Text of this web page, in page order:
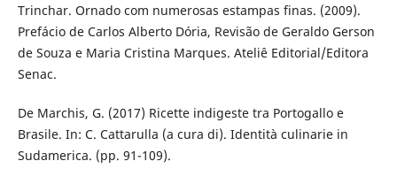
Trinchar. Ornado com numerosas estampas finas. (2009).
Prefácio de Carlos Alberto Dória, Revisão de Geraldo Gerson
de Souza e Maria Cristina Marques. Ateliê Editorial/Editora
Senac.
De Marchis, G. (2017) Ricette indigeste tra Portogallo e
Brasile. In: C. Cattarulla (a cura di). Identità culinarie in
Sudamerica. (pp. 91-109).